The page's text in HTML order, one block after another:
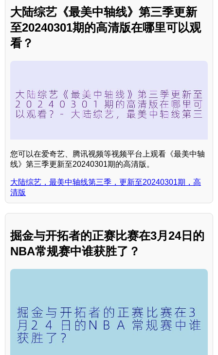
大陆综艺《最美中轴线》第三季更新
至20240301期的高清版在哪里可以观
看？
您可以在爱奇艺、腾讯视频等视频平台上观看《最美中轴
线》第三季更新至20240301期的高清版。
大陆综艺，最美中轴线第三季，更新至20240301期，高
清版
掘金与开拓者的正赛比赛在3月24日的
NBA常规赛中谁获胜了？